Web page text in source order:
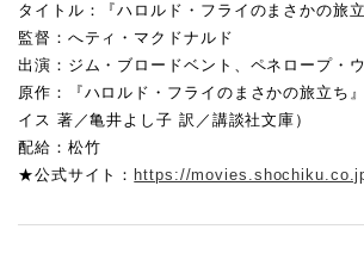
タイトル：『ハロルド・フライのまさかの旅立
監督：へティ・マクドナルド
出演：ジム・ブロードベント、ペネロープ・
原作：『ハロルド・フライのまさかの旅立ち
イス 著／亀井よし子 訳／講談社文庫）
配給：松竹
★公式サイト： https://